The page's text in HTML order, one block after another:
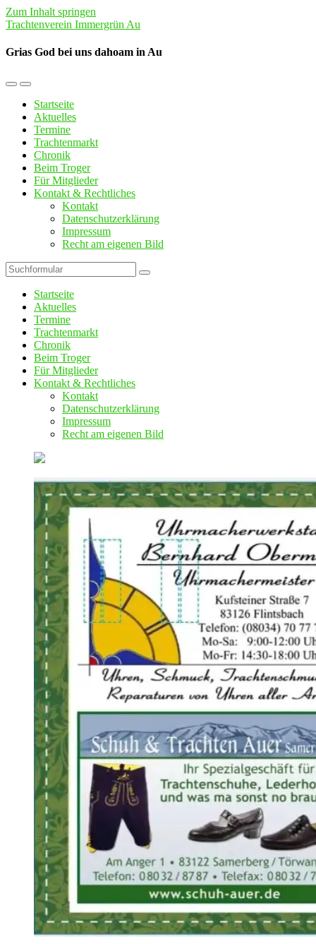
Zum Inhalt springen
Trachtenverein Immergrün Au
Grias God bei uns dahoam in Au
Mobil-
umschalten
Suchfeld
umschalten
Startseite
Aktuelles
Termine
Trachtenmarkt
Chronik
Beim Troger
Für Mitglieder
Kontakt & Rechtliches
Kontakt
Datenschutzerklärung
Impressum
Recht am eigenen Bild
Suchen
Startseite
Aktuelles
Termine
Trachtenmarkt
Chronik
Beim Troger
Für Mitglieder
Kontakt & Rechtliches
Kontakt
Datenschutzerklärung
Impressum
Recht am eigenen Bild